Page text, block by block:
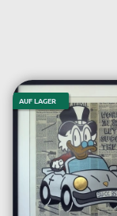
AUF LAGER